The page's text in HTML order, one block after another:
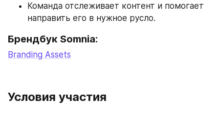
Команда отслеживает контент и помогает
направить его в нужное русло.
Брендбук Somnia:
Branding Assets
Условия участия